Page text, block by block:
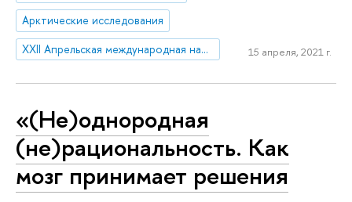
Арктические исследования
XXII Апрельская международная научная конференция по проблемам развития экономики и общества
15 апреля, 2021 г.
«(Не)однородная
(не)рациональность. Как
мозг принимает решения